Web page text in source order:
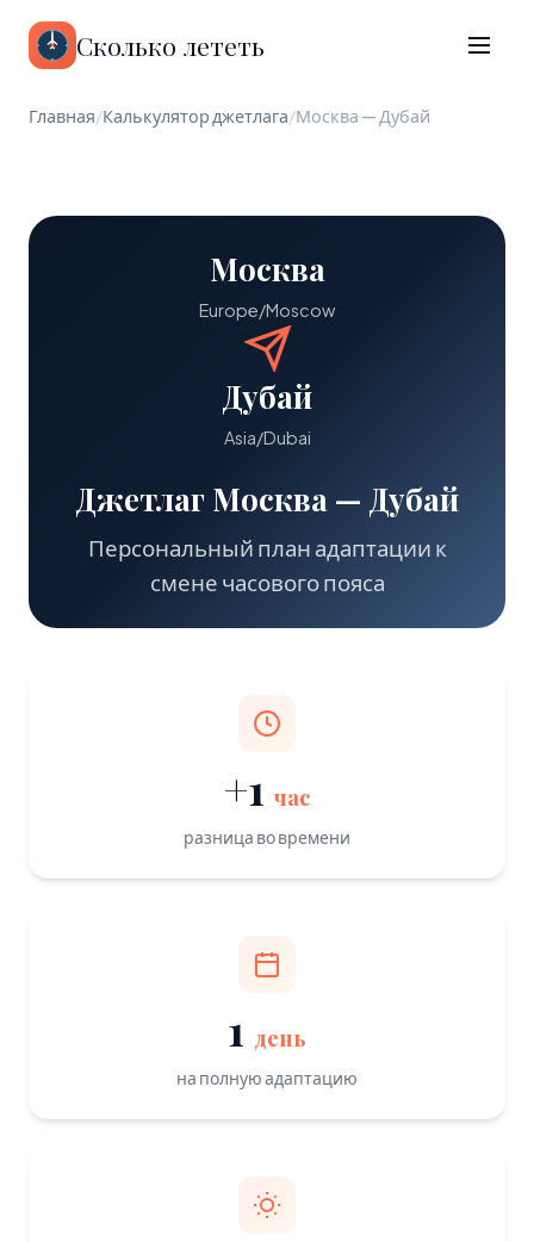
Сколько лететь
Главная/Калькулятор джетлага/Москва — Дубай
Москва
Europe/Moscow
Дубай
Asia/Dubai
Джетлаг Москва — Дубай
Персональный план адаптации к
смене часового пояса
+1 час
разница во времени
1 день
на полную адаптацию